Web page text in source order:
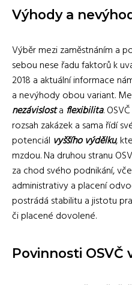
Výhody a
Výběr mezi zaměstnáním a
sebou nese řadu faktorů k
2018 a aktuální informace
a nevýhody obou variant.
nezávislosta flexibilita.
rozsah zakázek a sama řídí
potenciál vyššího výdělku,
mzdou. Na druhou stranu
za chod svého podnikání,
administrativy a placení
postrádá stabilitu a jistotu
či placené dovolené.
Povinnosti OSVČ